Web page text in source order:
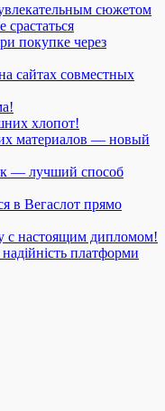
сюжетом
покупке через
сайтах совместных
хлопот!
материалов — новый
— лучший способ
в Вегаслот прямо
с настоящим дипломом!
платформи